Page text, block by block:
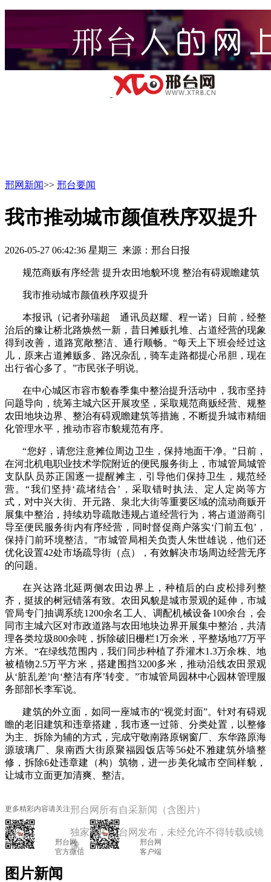
邢网新闻>> 邢台要闻
我市推动城市颜值秩序双提升
2026-05-27 06:42:36 星期三 来源：邢台日报
规范商贩有序经营 提升农田地貌环境 整治有碍观瞻建筑
我市推动城市颜值秩序双提升
本报讯（记者孙瑞超 通讯员赵耀、程一诺）日前，经整
治后的豫让桥北路焕然一新，昔日摊贩扎堆、占道经营的现象
得到改善，道路宽敞整洁、通行顺畅。“每天上下班会经过这
儿，原来占道摊贩多、路况杂乱，骑车走路都提心吊胆，现在
出行省心多了。”市民张子明说。
在中心城区市容市貌春季集中整治提升活动中，我市坚持
问题导向，统筹主城六区开展攻坚，采取规范商贩经营、规整
农田地块边界、整治有碍观瞻建筑等措施，不断提升城市精细
化管理水平，推动市容市貌规范有序。
“您好，请您注意摊位周边卫生，保持地面干净。”日前，
在河北机电职业技术学院附近的便民服务街上，市城管局城管
支队队员苏正国逐一提醒摊主，引导他们保持卫生，规范经
营。“我们坚持‘疏堵结合’，采取错时执法、定人定岗等方
式，对中兴大街、开元路、泉北大街等重要区域的流动商贩开
展集中整治，持续劝导疏散违规占道经营行为，将占道游商引
导至便民服务街内有序经营，同时督促商户落实‘门前五包’，
保持门前环境整洁。”市城管局相关负责人朱世雄说，他们还
优化设置42处市场疏导街（点），有效解决市场周边经营无序
的问题。
在兴达路北延两侧农田边界上，种植后的白皮松排列整
齐，挺拔的树冠错落有致。农田风貌是城市景观的延伸，市城
管局专门抽调系统1200余名工人、调配机械设备100余台，会
同市主城六区对市政道路与农田地块边界开展集中整治，共清
理各类垃圾800余吨，拆除破旧栅栏1万余米，平整场地77万平
方米。“在绿线范围内，我们同步种植了乔灌木1.3万余株、地
被植物2.5万平方米，搭建围挡3200多米，推动沿线农田景观
从‘脏乱差’向‘整洁有序’转变。”市城管局园林中心园林管理服
务部部长李军说。
建筑的外立面，如同一座城市的“视觉封面”。针对有碍观
瞻的老旧建筑和违章搭建，我市逐一过筛、分类处置，以整修
为主、拆除为辅的方式，完成守敬南路原钢窗厂、东华路原海
源玻璃厂、泉南西大街原聚福园饭店等56处不雅建筑外墙整
修，拆除6处违章建（构）筑物，进一步美化城市空间样貌，
让城市立面更加清爽、整洁。
更多精彩内容请关注
台网
微信
			邢台网
			客户端
邢台网所有自采新闻（含图片）
独家授权邢台网发布，未经允许不得转载或镜
像。
图片新闻